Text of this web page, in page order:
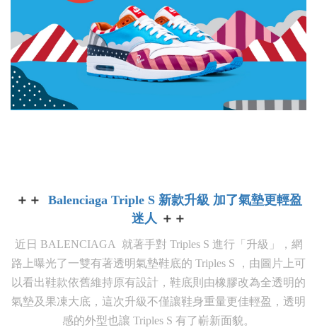
＋＋ Balenciaga Triple S 新款升級 加了氣墊更輕盈
迷人 ＋＋
近日 BALENCIAGA 就著手對 Triples S 進行「升級」，網
路上曝光了一雙有著透明氣墊鞋底的 Triples S ，由圖片上可
以看出鞋款依舊維持原有設計，鞋底則由橡膠改為全透明的
氣墊及果凍大底，這次升級不僅讓鞋身重量更佳輕盈，透明
感的外型也讓 Triples S 有了嶄新面貌。